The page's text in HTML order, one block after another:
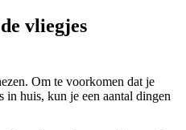
vliegjes
Om te voorkomen dat je
huis, kun je een aantal dingen